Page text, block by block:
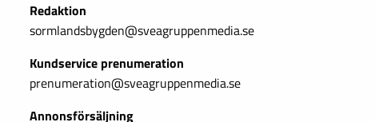
Redaktion
sormlandsbygden@sveagruppenmedia.se
Kundservice prenumeration
prenumeration@sveagruppenmedia.se
Annonsförsäljning